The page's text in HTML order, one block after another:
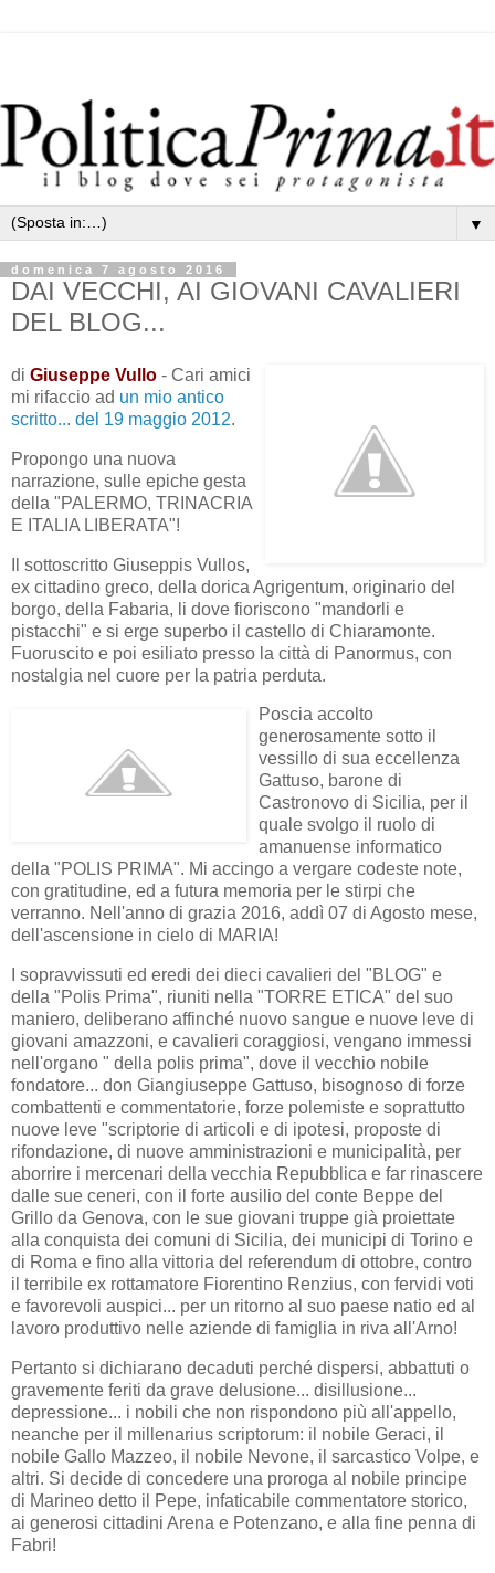
▼
domenica 7 agosto 2016
DAI VECCHI, AI GIOVANI CAVALIERI
DEL BLOG...
di Giuseppe Vullo - Cari amici
mi rifaccio ad un mio antico
scritto... del 19 maggio 2012.
Propongo una nuova
narrazione, sulle epiche gesta
della "PALERMO, TRINACRIA
E ITALIA LIBERATA"!
Il sottoscritto Giuseppis Vullos,
ex cittadino greco, della dorica Agrigentum, originario del
borgo, della Fabaria, li dove fioriscono "mandorli e
pistacchi" e si erge superbo il castello di Chiaramonte.
Fuoruscito e poi esiliato presso la città di Panormus, con
nostalgia nel cuore per la patria perduta.
Poscia accolto
generosamente sotto il
vessillo di sua eccellenza
Gattuso, barone di
Castronovo di Sicilia, per il
quale svolgo il ruolo di
amanuense informatico
della "POLIS PRIMA". Mi accingo a vergare codeste note,
con gratitudine, ed a futura memoria per le stirpi che
verranno. Nell'anno di grazia 2016, addì 07 di Agosto mese,
dell'ascensione in cielo di MARIA!
I sopravvissuti ed eredi dei dieci cavalieri del "BLOG" e
della "Polis Prima", riuniti nella "TORRE ETICA" del suo
maniero, deliberano affinché nuovo sangue e nuove leve di
giovani amazzoni, e cavalieri coraggiosi, vengano immessi
nell'organo " della polis prima", dove il vecchio nobile
fondatore... don Giangiuseppe Gattuso, bisognoso di forze
combattenti e commentatorie, forze polemiste e soprattutto
nuove leve "scriptorie di articoli e di ipotesi, proposte di
rifondazione, di nuove amministrazioni e municipalità, per
aborrire i mercenari della vecchia Repubblica e far rinascere
dalle sue ceneri, con il forte ausilio del conte Beppe del
Grillo da Genova, con le sue giovani truppe già proiettate
alla conquista dei comuni di Sicilia, dei municipi di Torino e
di Roma e fino alla vittoria del referendum di ottobre, contro
il terribile ex rottamatore Fiorentino Renzius, con fervidi voti
e favorevoli auspici... per un ritorno al suo paese natio ed al
lavoro produttivo nelle aziende di famiglia in riva all'Arno!
Pertanto si dichiarano decaduti perché dispersi, abbattuti o
gravemente feriti da grave delusione... disillusione...
depressione... i nobili che non rispondono più all'appello,
neanche per il millenarius scriptorum: il nobile Geraci, il
nobile Gallo Mazzeo, il nobile Nevone, il sarcastico Volpe, e
altri. Si decide di concedere una proroga al nobile principe
di Marineo detto il Pepe, infaticabile commentatore storico,
ai generosi cittadini Arena e Potenzano, e alla fine penna di
Fabri!